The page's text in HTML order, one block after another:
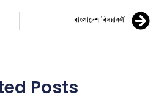
বাংলাদেশ বিষয়াবলী –
Posts